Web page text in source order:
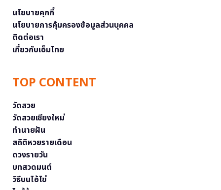
นโยบายคุกกี้
นโยบายการคุ้มครองข้อมูลส่วนบุคคล
ติดต่อเรา
เกี่ยวกับเอ็มไทย
TOP CONTENT
วัดสวย
วัดสวยเชียงใหม่
ทำนายฝัน
สถิติหวยรายเดือน
ดวงรายวัน
บทสวดมนต์
วิธีบนไอ้ไข่